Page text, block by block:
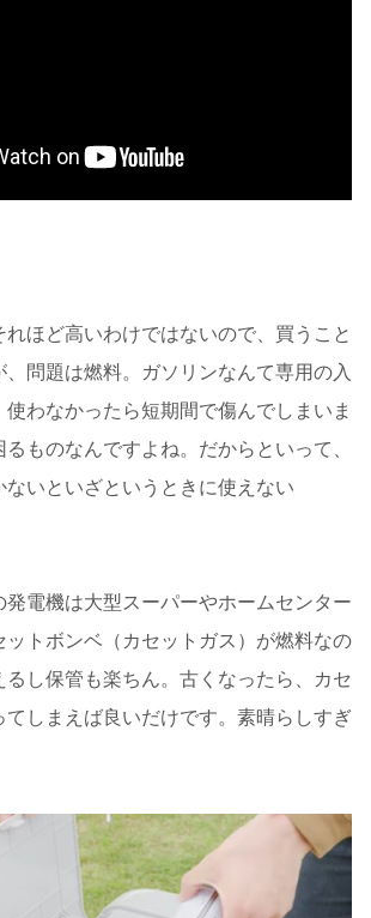
れほど高いわけではないので、買うこと
、問題は燃料。ガソリンなんて専用の入
わなかったら短期間で傷んでしまいま
ものなんですよね。だからといって、
ないといざというときに使えない
発電機は大型スーパーやホームセンター
ットボンベ（カセットガス）が燃料なの
るし保管も楽ちん。古くなったら、カセ
てしまえば良いだけです。素晴らしすぎ